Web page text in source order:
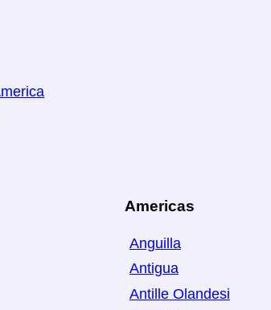
Americas
Anguilla
Antigua
Antille Olandesi